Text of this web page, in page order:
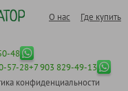
О нас Где купить
48
57-28+7 903 829-49-13
конфиденциальности